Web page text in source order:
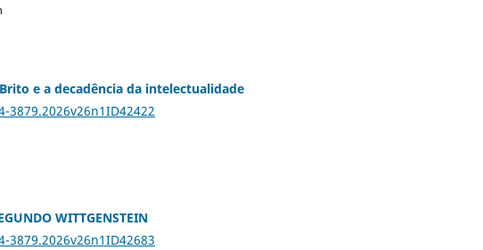
e a decadência da intelectualidade
WITTGENSTEIN